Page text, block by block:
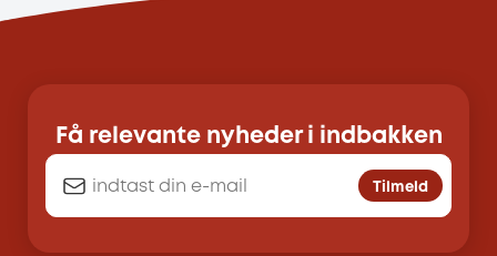
Få relevante nyheder i indbakken
Tilmeld